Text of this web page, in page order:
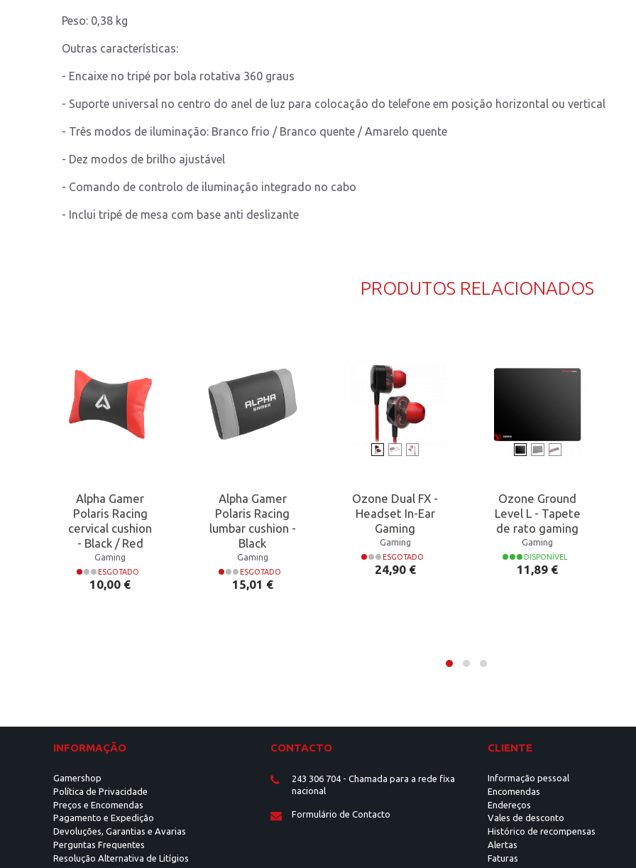
Peso: 0,38 kg
Outras características:
- Encaixe no tripé por bola rotativa 360 graus
- Suporte universal no centro do anel de luz para colocação do telefone em posição horizontal ou vertical
- Três modos de iluminação: Branco frio / Branco quente / Amarelo quente
- Dez modos de brilho ajustável
- Comando de controlo de iluminação integrado no cabo
- Inclui tripé de mesa com base anti deslizante
PRODUTOS RELACIONADOS
Alpha Gamer
Polaris Racing
cervical cushion
- Black / Red
Gaming
ESGOTADO
Preço
10,00 €
Alpha Gamer
Polaris Racing
lumbar cushion -
Black
Gaming
ESGOTADO
Preço
15,01 €
Ozone Dual FX -
Headset In-Ear
Gaming
Gaming
ESGOTADO
Preço
24,90 €
Ozone Ground
Level L - Tapete
de rato gaming
Gaming
DISPONÍVEL
Preço
11,89 €
INFORMAÇÃO
Gamershop
Política de Privacidade
Preços e Encomendas
Pagamento e Expedição
Devoluções, Garantias e Avarias
Perguntas Frequentes
Resolução Alternativa de Litígios
CONTACTO
243 306 704 - Chamada para a rede fixa
nacional
Formulário de Contacto
CLIENTE
Informação pessoal
Encomendas
Endereços
Vales de desconto
Histórico de recompensas
Alertas
Faturas